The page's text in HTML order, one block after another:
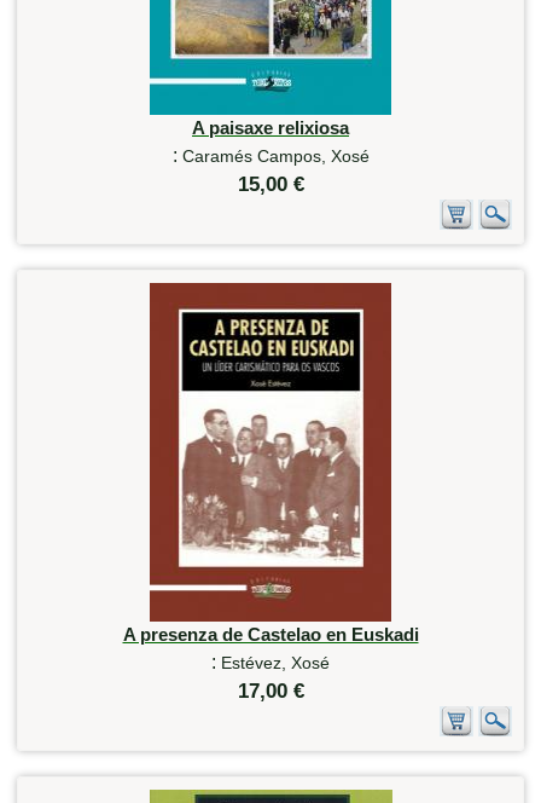
A paisaxe relixiosa
: Caramés Campos, Xosé
15,00 €
A presenza de Castelao en Euskadi
: Estévez, Xosé
17,00 €